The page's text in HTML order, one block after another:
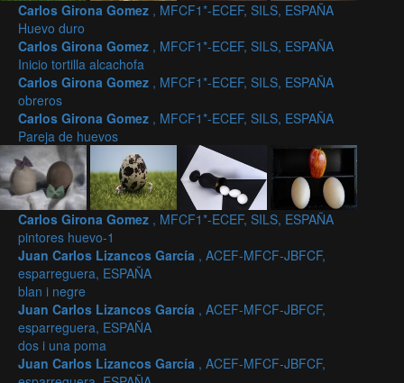
Carlos Girona Gomez , MFCF1*-ECEF, SILS, ESPAÑA
Huevo duro
Carlos Girona Gomez , MFCF1*-ECEF, SILS, ESPAÑA
Inicio tortilla alcachofa
Carlos Girona Gomez , MFCF1*-ECEF, SILS, ESPAÑA
obreros
Carlos Girona Gomez , MFCF1*-ECEF, SILS, ESPAÑA
Pareja de huevos
Carlos Girona Gomez , MFCF1*-ECEF, SILS, ESPAÑA
pintores huevo-1
Juan Carlos Lizancos García , ACEF-MFCF-JBFCF,
esparreguera, ESPAÑA
blan i negre
Juan Carlos Lizancos García , ACEF-MFCF-JBFCF,
esparreguera, ESPAÑA
dos i una poma
Juan Carlos Lizancos García , ACEF-MFCF-JBFCF,